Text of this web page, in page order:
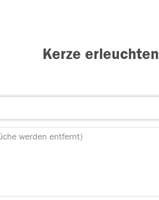
Kerze erleuchten